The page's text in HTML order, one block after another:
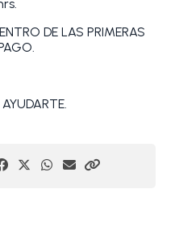
DE LAS PRIMERAS